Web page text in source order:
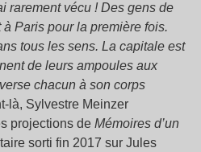
rarement vécu ! Des gens de
Paris pour la première fois.
tous les sens. La capitale est
de leurs ampoules aux
chacun à son corps
là, Sylvestre Meinzer
projections de Mémoires d’un
sorti fin 2017 sur Jules